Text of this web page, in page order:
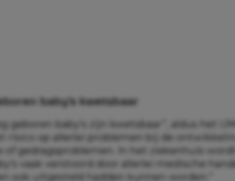
baby’s kwetsbaar
geboren baby’s zijn kwetsbaar”, aldus het
risico op allerlei problemen bij de
of gedragsproblemen. In het ziekenhuis
vaak verstoord door allerlei medische
ook uitgesteld hadden kunnen worden.”